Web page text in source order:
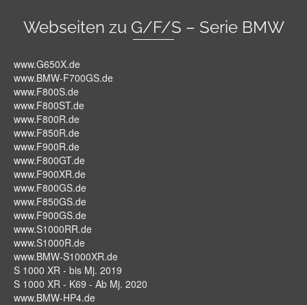
Webseiten zu G/F/S – Serie BMW
www.G650X.de
www.BMW-F700GS.de
www.F800S.de
www.F800ST.de
www.F800R.de
www.F850R.de
www.F900R.de
www.F800GT.de
www.F900XR.de
www.F800GS.de
www.F850GS.de
www.F900GS.de
www.S1000RR.de
www.S1000R.de
www.BMW-S1000XR.de
S 1000 XR - bis Mj. 2019
S 1000 XR - K69 - Ab Mj. 2020
www.BMW-HP4.de